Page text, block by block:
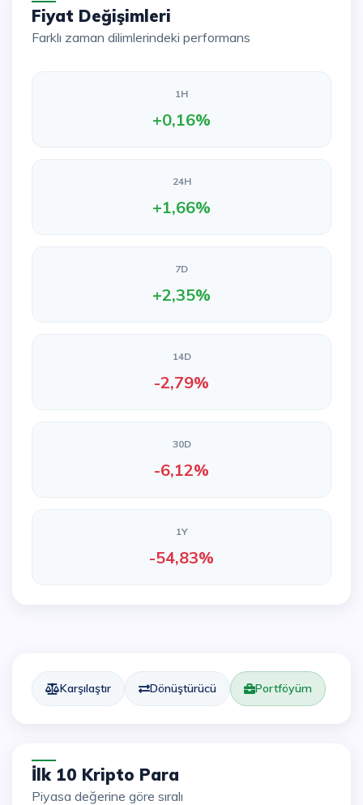
Fiyat Değişimleri
Farklı zaman dilimlerindeki performans
1H
+0,16%
24H
+1,66%
7D
+2,35%
14D
-2,79%
30D
-6,12%
1Y
-54,83%
Karşılaştır Dönüştürücü Portföyüm
İlk 10 Kripto Para
Piyasa değerine göre sıralı